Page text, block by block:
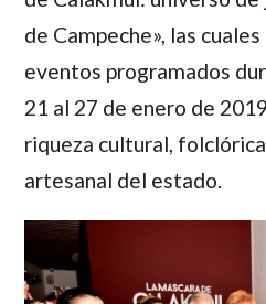
de Campeche», las
eventos programados
21 al 27 de enero de
riqueza cultural,
artesanal del estado.